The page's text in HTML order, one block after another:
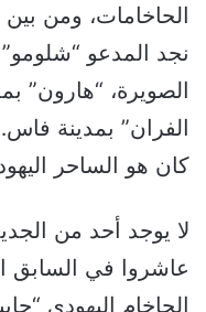
الحاخامات، ومن
نجد المدعو
الصويرة، “هارون”
الفران” بمدينة
كان هو الساحر
لا يوجد أحد من
عاشروا في السابق
الحاخام اليهودي